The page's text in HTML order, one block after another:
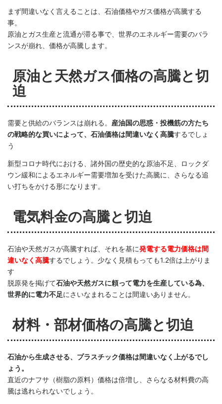
まず間違いなく言えることは、石油価格やガス価格が高騰する
事。
原油とガス生産と流通が滞る事で、世界のエネルギー需要のバラ
ンスが崩れ、価格が高騰します。
原油と天然ガス価格の高騰と切
迫
需要と供給のバランスは崩れる。 産油国の思惑・投機筋の方たち
の戦略的な買いによって、石油価格は間違いなく高騰するでしょ
う
新型コロナ時代における、諸外国の歴史的な原油不足、ロックダ
ウン緩和によるエネルギー需要増加を受けた高騰に、さらなる追
い打ちをかける形になります。
電気料金の高騰と切迫
石油や天然ガスが高騰すれば、それを基に発電する電力価格は間
違いなく高騰するでしょう。少なく見積もっても1.2倍は上がりま
す
脱原発を掲げて石油や天然ガスに頼って電力を生産している為、
世界的に電力不足にさいなまれることは間違いありません。
材料・部材価格の高騰と切迫
石油から生成させる、プラスチック価格は間違いなく上がるでし
ょう。
直近のナフサ（樹脂の原料）価格は倍増し、さらなる材料費の高
騰は逃れられないでしょう。